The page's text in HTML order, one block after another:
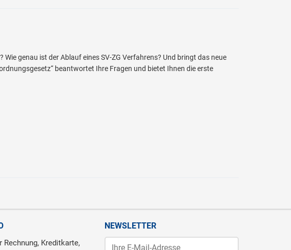
genau ist der Ablauf eines SV-ZG Verfahrens? Und bringt das neue
beantwortet Ihre Fragen und bietet Ihnen die erste
Rechnung, Kreditkarte,
NEWSLETTER